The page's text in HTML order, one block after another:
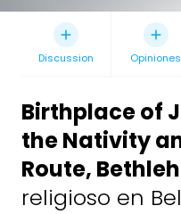
Discussion Opiniones
Birthplace of
the Nativity
Route,
religioso en